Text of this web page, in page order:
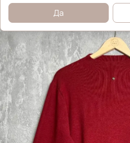
Да